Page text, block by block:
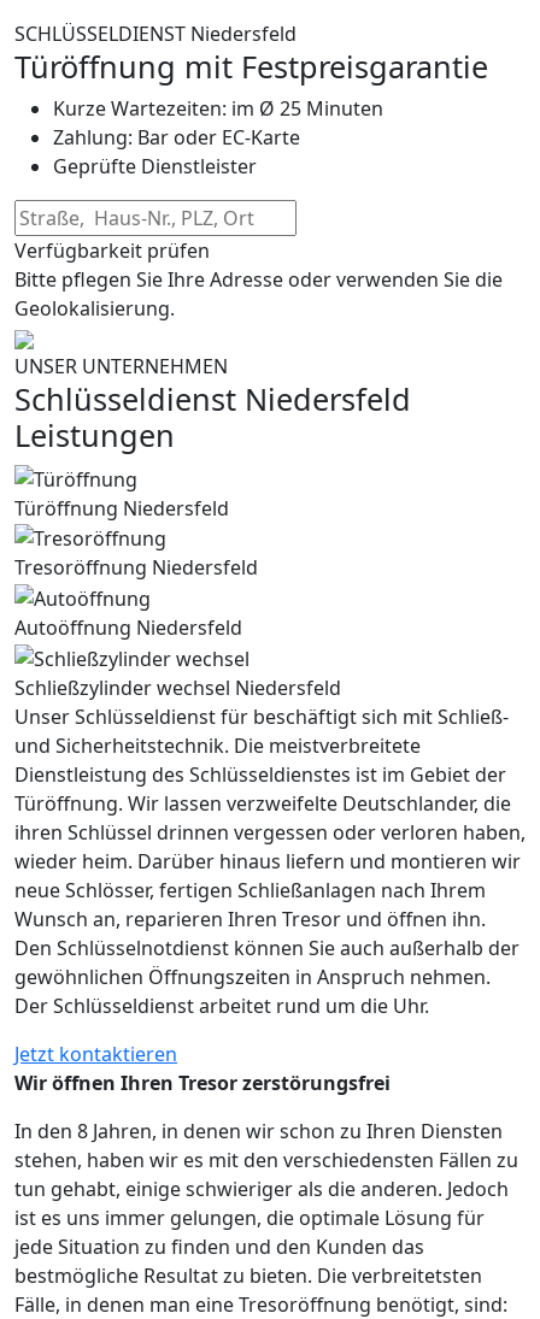
SCHLÜSSELDIENST Niedersfeld
Türöffnung mit Festpreisgarantie
Kurze Wartezeiten: im Ø 25 Minuten
Zahlung: Bar oder EC-Karte
Geprüfte Dienstleister
Verfügbarkeit prüfen
Bitte pflegen Sie Ihre Adresse oder verwenden Sie die
Geolokalisierung.
UNSER UNTERNEHMEN
Schlüsseldienst Niedersfeld
Leistungen
Türöffnung Niedersfeld
Tresoröffnung Niedersfeld
Autoöffnung Niedersfeld
Schließzylinder wechsel Niedersfeld
Unser Schlüsseldienst für beschäftigt sich mit Schließ-
und Sicherheitstechnik. Die meistverbreitete
Dienstleistung des Schlüsseldienstes ist im Gebiet der
Türöffnung. Wir lassen verzweifelte Deutschlander, die
ihren Schlüssel drinnen vergessen oder verloren haben,
wieder heim. Darüber hinaus liefern und montieren wir
neue Schlösser, fertigen Schließanlagen nach Ihrem
Wunsch an, reparieren Ihren Tresor und öffnen ihn.
Den Schlüsselnotdienst können Sie auch außerhalb der
gewöhnlichen Öffnungszeiten in Anspruch nehmen.
Der Schlüsseldienst arbeitet rund um die Uhr.
Jetzt kontaktieren
Wir öffnen Ihren Tresor zerstörungsfrei
In den 8 Jahren, in denen wir schon zu Ihren Diensten
stehen, haben wir es mit den verschiedensten Fällen zu
tun gehabt, einige schwieriger als die anderen. Jedoch
ist es uns immer gelungen, die optimale Lösung für
jede Situation zu finden und den Kunden das
bestmögliche Resultat zu bieten. Die verbreitetsten
Fälle, in denen man eine Tresoröffnung benötigt, sind: